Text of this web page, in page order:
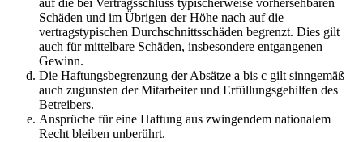
auf die bei Vertragsschluss typischerweise vorhersehbaren
Schäden und im Übrigen der Höhe nach auf die
vertragstypischen Durchschnittsschäden begrenzt. Dies gilt
auch für mittelbare Schäden, insbesondere entgangenen
Gewinn.
Die Haftungsbegrenzung der Absätze a bis c gilt sinngemäß
auch zugunsten der Mitarbeiter und Erfüllungsgehilfen des
Betreibers.
Ansprüche für eine Haftung aus zwingendem nationalem
Recht bleiben unberührt.